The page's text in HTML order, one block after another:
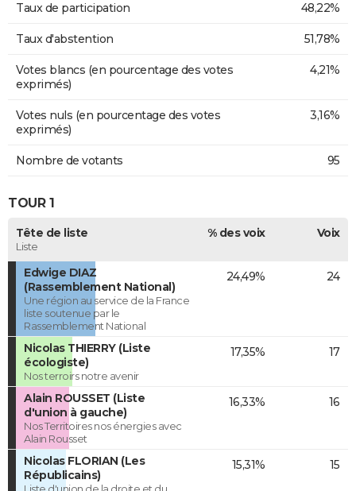
Taux de participation 48,22%
Taux d'abstention 51,78%
Votes blancs (en pourcentage des votes
exprimés)
4,21%
Votes nuls (en pourcentage des votes
exprimés)
3,16%
Nombre de votants 95
TOUR 1
Tête de liste
Liste
% des voix Voix
Edwige DIAZ
(Rassemblement National)
Une région au service de la France
liste soutenue par le
Rassemblement National
24,49% 24
Nicolas THIERRY (Liste
écologiste)
Nos terroirs notre avenir
17,35% 17
Alain ROUSSET (Liste
d'union à gauche)
Nos Territoires nos énergies avec
Alain Rousset
16,33% 16
Nicolas FLORIAN (Les
Républicains)
15,31% 15